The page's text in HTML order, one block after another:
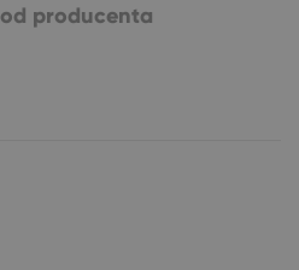
od producenta